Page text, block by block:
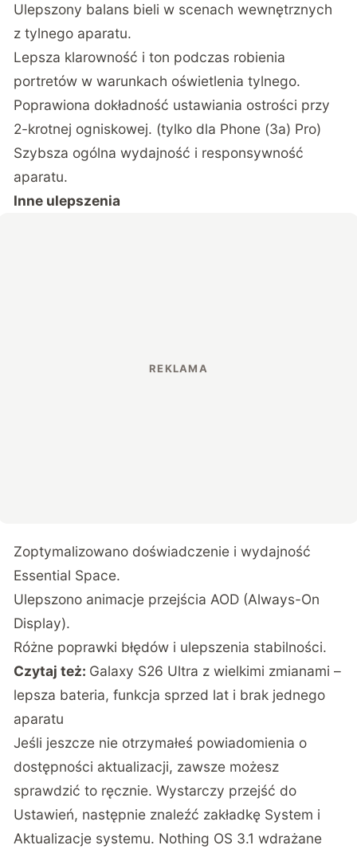
Ulepszony balans bieli w scenach wewnętrznych
z tylnego aparatu.
Lepsza klarowność i ton podczas robienia
portretów w warunkach oświetlenia tylnego.
Poprawiona dokładność ustawiania ostrości przy
2-krotnej ogniskowej. (tylko dla Phone (3a) Pro)
Szybsza ogólna wydajność i responsywność
aparatu.
Inne ulepszenia
Zoptymalizowano doświadczenie i wydajność
Essential Space.
Ulepszono animacje przejścia AOD (Always-On
Display).
Różne poprawki błędów i ulepszenia stabilności.
Czytaj też: Galaxy S26 Ultra z wielkimi zmianami –
lepsza bateria, funkcja sprzed lat i brak jednego
aparatu
Jeśli jeszcze nie otrzymałeś powiadomienia o
dostępności aktualizacji, zawsze możesz
sprawdzić to ręcznie. Wystarczy przejść do
Ustawień, następnie znaleźć zakładkę System i
Aktualizacje systemu. Nothing OS 3.1 wdrażane